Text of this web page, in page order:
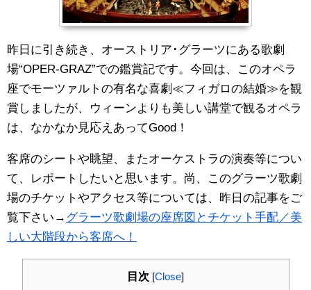
昨日に引き続き、オーストリア･グラーツにある歌劇
場“OPER-GRAZ”での鑑賞記です。今回は、このオペラ
座でモーツァルトの有名な喜劇≪フィガロの結婚≫を観
賞しましたが、ウィーンよりも美しい講堂で観るオペラ
は、なかなか見応えあってGood！
客席のシートや眺望、またオーケストラの演奏等につい
て、レポートしたいと思います。尚、このグラーツ歌劇
場のチケットやアクセス等については、昨日の記事をご
覧下さい→ グラーツ歌劇場の座席図とチケット手配／美
しい大階段から客席へ！
目次 [Close]